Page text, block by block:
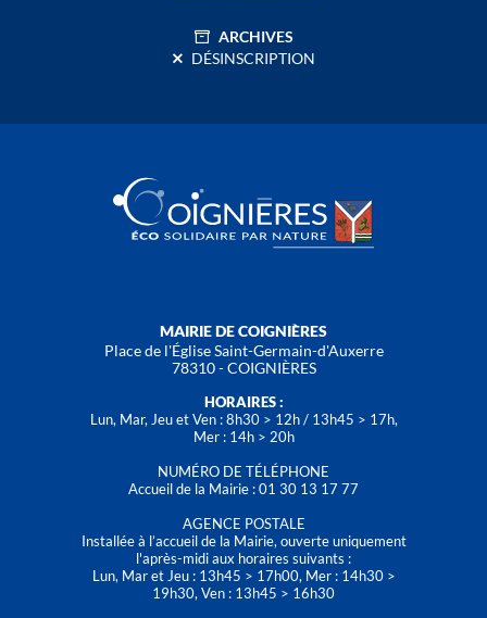
ARCHIVES
DÉSINSCRIPTION
MAIRIE DE COIGNIÈRES
Place de l'Église Saint-Germain-d'Auxerre
78310 - COIGNIÈRES
HORAIRES :
Lun, Mar, Jeu et Ven : 8h30 > 12h / 13h45 > 17h,
Mer : 14h > 20h
NUMÉRO DE TÉLÉPHONE
Accueil de la Mairie : 01 30 13 17 77
AGENCE POSTALE
Installée à l’accueil de la Mairie, ouverte uniquement
l'après-midi aux horaires suivants :
Lun, Mar et Jeu : 13h45 > 17h00, Mer : 14h30 >
19h30, Ven : 13h45 > 16h30